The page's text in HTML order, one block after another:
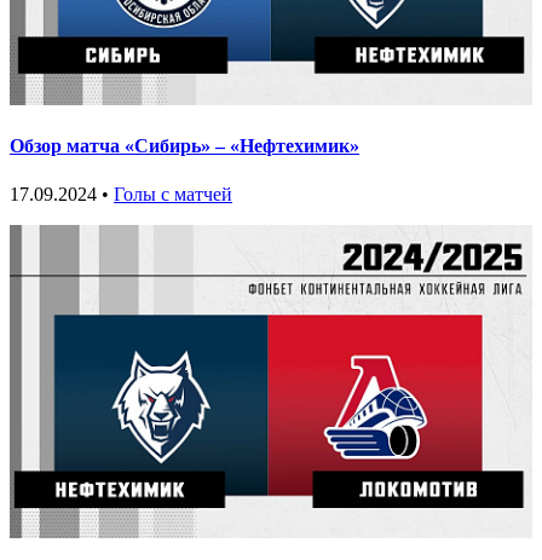
Обзор матча «Сибирь» – «Нефтехимик»
17.09.2024 • Голы с матчей